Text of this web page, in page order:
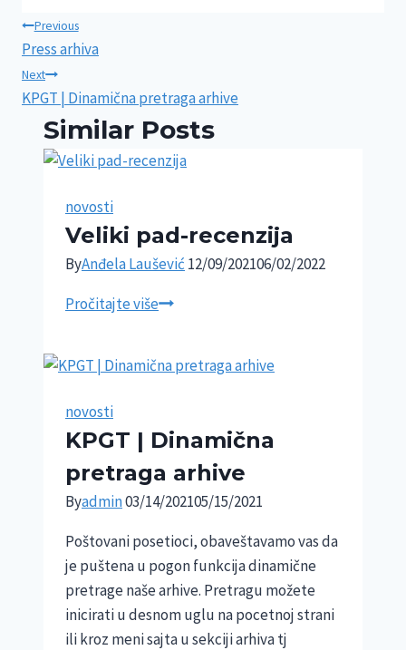
Post
navigation
Previous
Press arhiva
Next
KPGT | Dinamična pretraga arhive
Similar Posts
novosti
Veliki pad-recenzija
ByAnđela Laušević 12/09/202106/02/2022
Pročitajte višeVeliki
novosti
KPGT | Dinamična
pretraga arhive
Byadmin03/14/202105/15/2021
Poštovani posetioci, obaveštavamo vas da
je puštena u pogon funkcija dinamične
pretrage naše arhive. Pretragu možete
inicirati u desnom uglu na pocetnoj strani
ili kroz meni sajta u sekciji arhiva tj